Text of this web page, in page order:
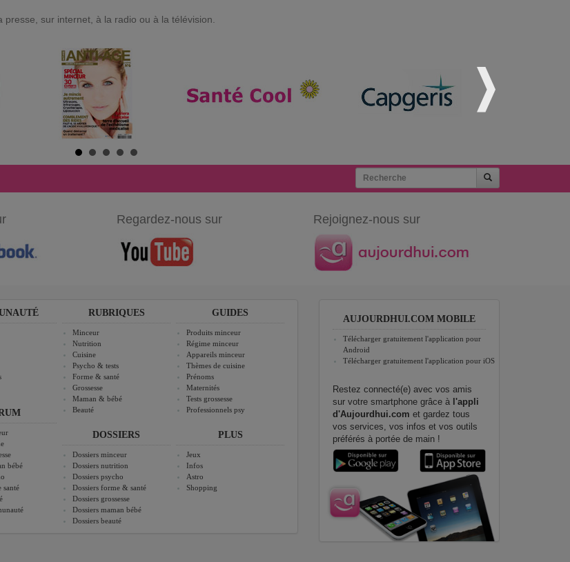
sur internet, à la radio ou à la télévision.
Regardez-nous sur Rejoignez-nous sur
bébé
santé
RUBRIQUES
Minceur
Nutrition
Cuisine
Psycho & tests
Forme & santé
Grossesse
Maman & bébé
Beauté
DOSSIERS
Dossiers minceur
Dossiers nutrition
Dossiers psycho
Dossiers forme & santé
Dossiers grossesse
Dossiers maman bébé
Dossiers beauté
GUIDES
Produits minceur
Régime minceur
Appareils minceur
Thèmes de cuisine
Prénoms
Maternités
Tests grossesse
Professionnels psy
PLUS
Jeux
Infos
Astro
Shopping
AUJOURDHUI.COM MOBILE
Télécharger gratuitement l'application pour
Android
Télécharger gratuitement l'application pour iOS
Restez connecté(e) avec vos amis
sur votre smartphone grâce à l'appli
d'Aujourdhui.com et gardez tous
vos services, vos infos et vos outils
préférés à portée de main !